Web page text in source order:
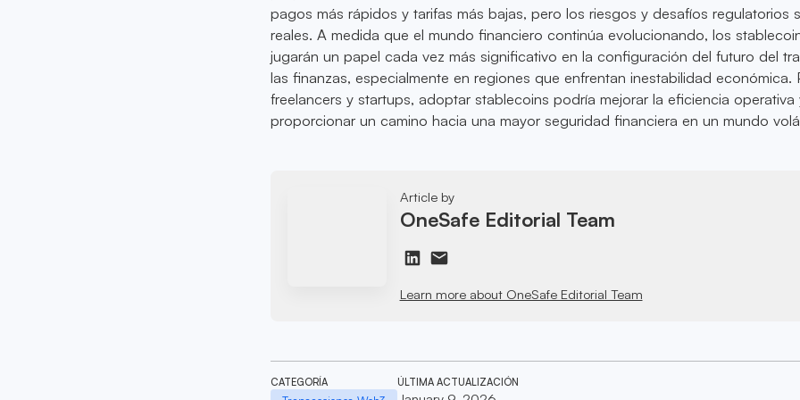
pagos más rápidos y tarifas más bajas, pero los riesgos y desafíos regulatorios
reales. A medida que el mundo financiero continúa evolucionando, los
jugarán un papel cada vez más significativo en la configuración del futuro del
las finanzas, especialmente en regiones que enfrentan inestabilidad económica.
freelancers y startups, adoptar stablecoins podría mejorar la eficiencia operativa
proporcionar un camino hacia una mayor seguridad financiera en un mundo
Article by
OneSafe Editorial Team
Learn more about OneSafe Editorial Team
CATEGORÍA ÚLTIMA ACTUALIZACIÓN